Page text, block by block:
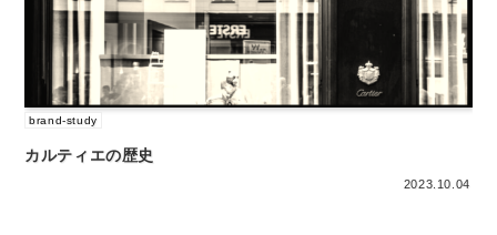
brand-study
カルティエの歴史
2023.10.04